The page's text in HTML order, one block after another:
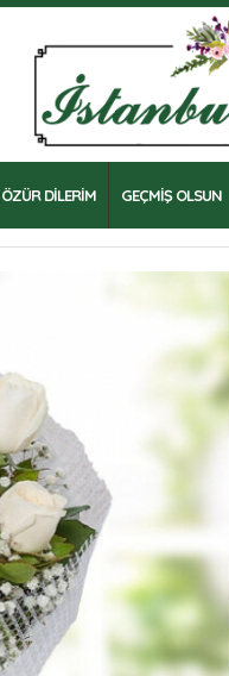
ÖZÜR DİLERİM GEÇMİŞ OLSUN